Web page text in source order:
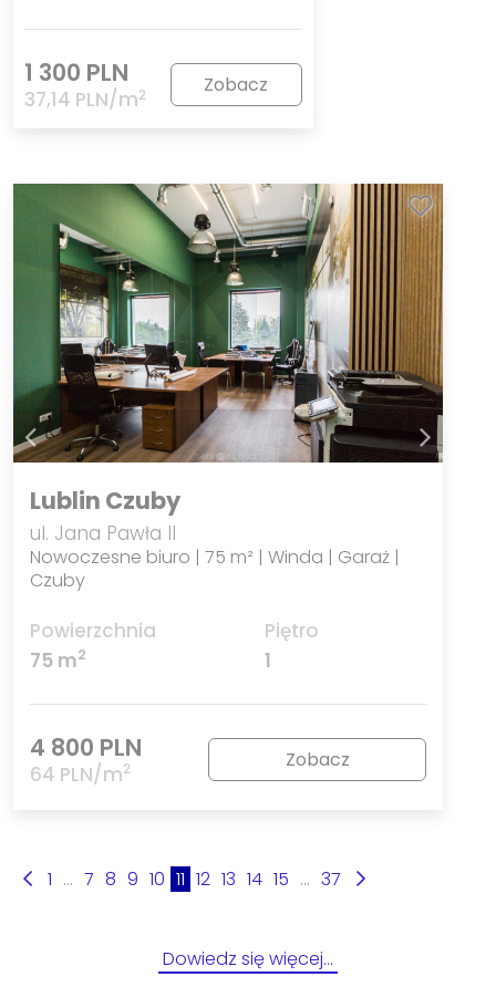
1 300 PLN
37,14 PLN/m2 Zobacz
Lublin Czuby
ul. Jana Pawła II
Nowoczesne biuro | 75 m² | Winda | Garaż |
Czuby
Powierzchnia
75 m2
Piętro
1
4 800 PLN
64 PLN/m2 Zobacz
1 ... 7 8 9 10 11 12 13 14 15 ... 37
Dowiedz się więcej…